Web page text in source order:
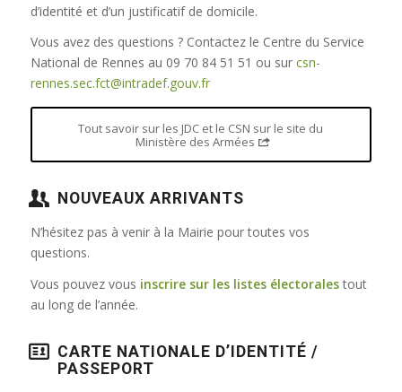
d’identité et d’un justificatif de domicile.
Vous avez des questions ? Contactez le Centre du Service
National de Rennes au 09 70 84 51 51 ou sur csn-
rennes.sec.fct@intradef.gouv.fr
Tout savoir sur les JDC et le CSN sur le site du
Ministère des Armées
NOUVEAUX ARRIVANTS
N’hésitez pas à venir à la Mairie pour toutes vos
questions.
Vous pouvez vous inscrire sur les listes électoralestout
au long de l’année.
CARTE NATIONALE D’IDENTITÉ /
PASSEPORT